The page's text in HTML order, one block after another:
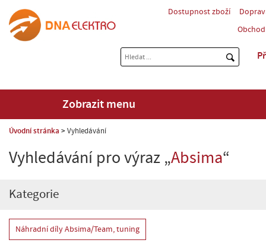
Dostupnost zboží
Zobrazit menu
Úvodní stránka Vyhledávání
Vyhledávání pro výraz „Absima“
Kategorie
Náhradní díly Absima/Team, tuning